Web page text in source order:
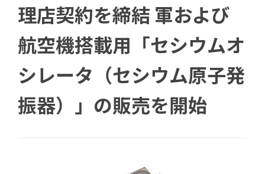
理店契約を締結 軍および
航空機搭載用「セシウムオ
シレータ（セシウム原子発
振器）」の販売を開始